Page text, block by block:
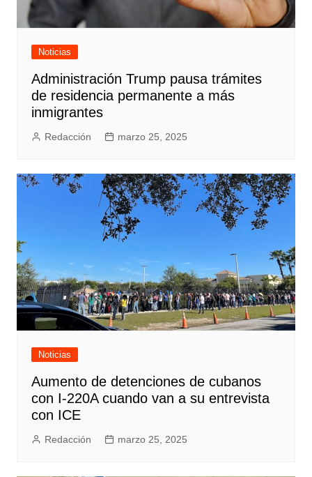
Noticias
Administración Trump pausa trámites
de residencia permanente a más
inmigrantes
Redacción marzo 25, 2025
Noticias
Aumento de detenciones de cubanos
con I-220A cuando van a su entrevista
con ICE
Redacción marzo 25, 2025